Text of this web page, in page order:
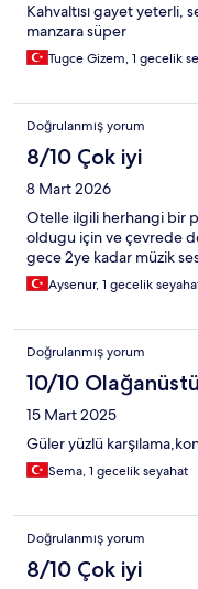
Kahvaltısı gayet yeterli,
manzara süper
Tugce Gizem, 1 gecelik
Doğrulanmış yorum
8/10 Çok iyi
8 Mart 2026
Otelle ilgili herhangi bir
oldugu için ve çevrede
gece 2ye kadar müzik
Aysenur, 1 gecelik
Doğrulanmış yorum
10/10 Olağanüstü
15 Mart 2025
Güler yüzlü
Sema, 1 gecelik seyahat
Doğrulanmış yorum
8/10 Çok iyi